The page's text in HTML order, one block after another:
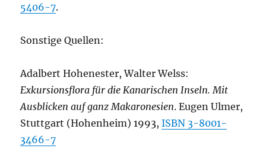
5406-7.
Sonstige Quellen:
Adalbert Hohenester, Walter Welss:
Exkursionsflora für die Kanarischen Inseln. Mit
Ausblicken auf ganz Makaronesien. Eugen Ulmer,
Stuttgart (Hohenheim) 1993,ISBN 3-8001-
3466-7